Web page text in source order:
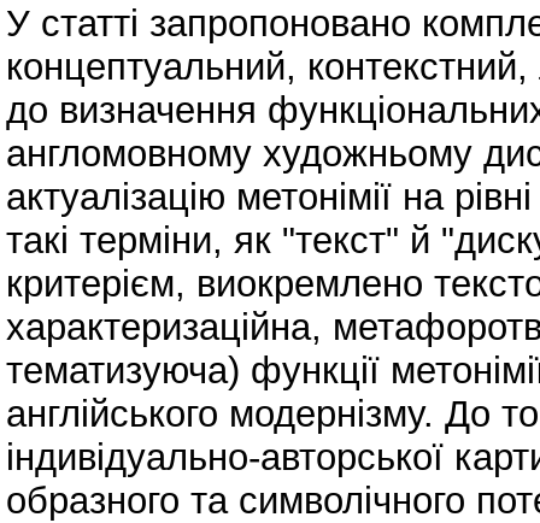
У статті запропоновано
концептуальний, контекстний,
до визначення
англомовному художньому
актуалізацію метонімії на
такі терміни, як "текст" й
критерієм, виокремлено
характеризаційна,
тематизуюча) функції
англійського модернізму. До
індивідуально-авторської
образного та символічного